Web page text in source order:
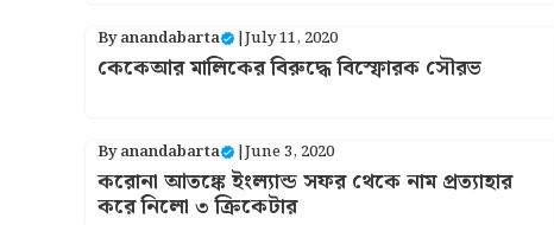
Byanandabarta |July 11, 2020
কেকেআর মালিকের বিরুদ্ধে বিস্ফোরক সৌরভ
Byanandabarta |June 3, 2020
করোনা আতঙ্কে ইংল্যান্ড সফর থেকে নাম প্রত্যাহার
করে নিলো ৩ ক্রিকেটার